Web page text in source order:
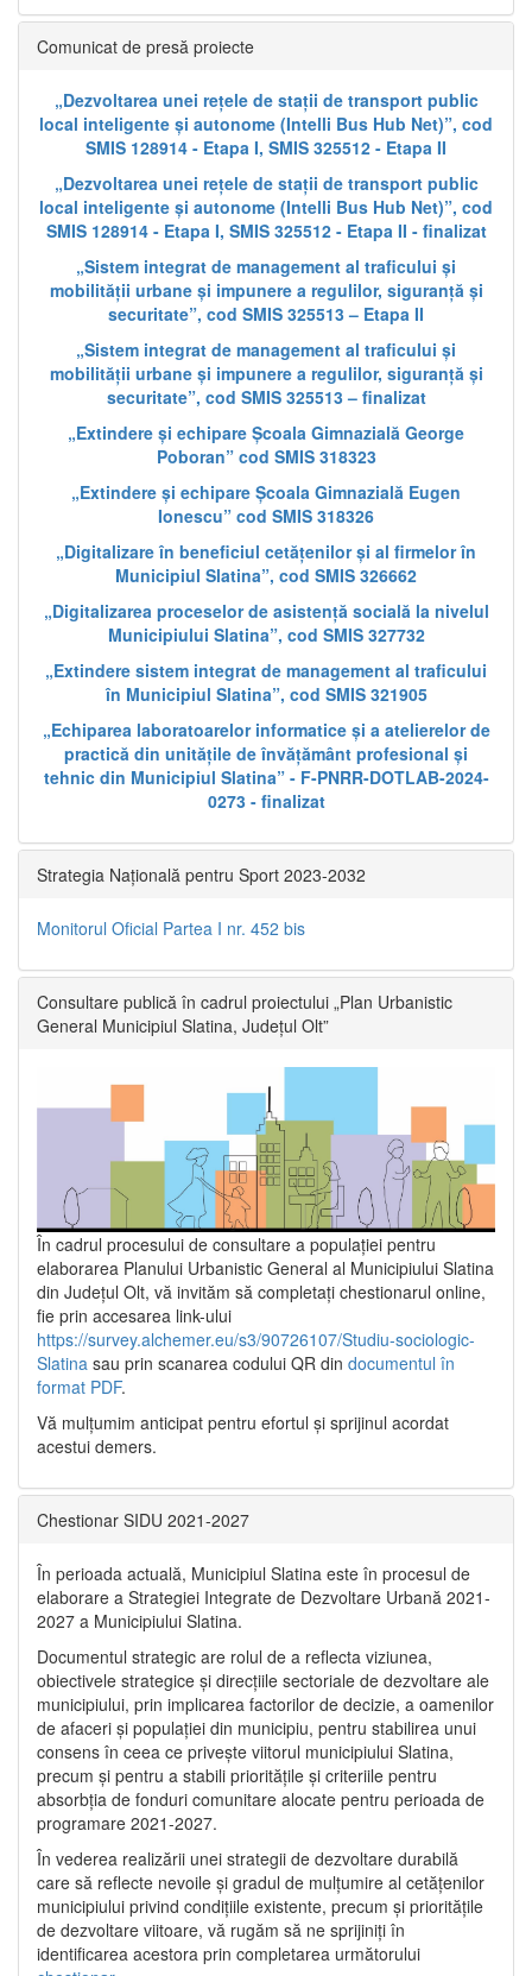
Comunicat de presă proiecte
„Dezvoltarea unei rețele de stații de transport public
local inteligente și autonome (Intelli Bus Hub Net)”, cod
SMIS 128914 - Etapa I, SMIS 325512 - Etapa II
„Dezvoltarea unei rețele de stații de transport public
local inteligente și autonome (Intelli Bus Hub Net)”, cod
SMIS 128914 - Etapa I, SMIS 325512 - Etapa II - finalizat
„Sistem integrat de management al traficului și
mobilității urbane și impunere a regulilor, siguranță și
securitate”, cod SMIS 325513 – Etapa II
„Sistem integrat de management al traficului și
mobilității urbane și impunere a regulilor, siguranță și
securitate”, cod SMIS 325513 – finalizat
„Extindere și echipare Școala Gimnazială George
Poboran” cod SMIS 318323
„Extindere și echipare Școala Gimnazială Eugen
Ionescu” cod SMIS 318326
„Digitalizare în beneficiul cetățenilor și al firmelor în
Municipiul Slatina”, cod SMIS 326662
„Digitalizarea proceselor de asistență socială la nivelul
Municipiului Slatina”, cod SMIS 327732
„Extindere sistem integrat de management al traficului
în Municipiul Slatina”, cod SMIS 321905
„Echiparea laboratoarelor informatice și a atelierelor de
practică din unitățile de învățământ profesional și
tehnic din Municipiul Slatina” - F-PNRR-DOTLAB-2024-
0273 - finalizat
Strategia Națională pentru Sport 2023-2032
Monitorul Oficial Partea I nr. 452 bis
Consultare publică în cadrul proiectului „Plan Urbanistic
General Municipiul Slatina, Județul Olt”
În cadrul procesului de consultare a populaţiei pentru
elaborarea Planului Urbanistic General al Municipiului Slatina
din Județul Olt, vă invităm să completați chestionarul online,
fie prin accesarea link-ului
https://survey.alchemer.eu/s3/90726107/Studiu-sociologic-
Slatina sau prin scanarea codului QR din documentul în
format PDF.
Vă mulţumim anticipat pentru efortul şi sprijinul acordat
acestui demers.
Chestionar SIDU 2021-2027
În perioada actuală, Municipiul Slatina este în procesul de
elaborare a Strategiei Integrate de Dezvoltare Urbană 2021‐
2027 a Municipiului Slatina.
Documentul strategic are rolul de a reflecta viziunea,
obiectivele strategice și direcțiile sectoriale de dezvoltare ale
municipiului, prin implicarea factorilor de decizie, a oamenilor
de afaceri și populației din municipiu, pentru stabilirea unui
consens în ceea ce privește viitorul municipiului Slatina,
precum și pentru a stabili prioritățile și criteriile pentru
absorbția de fonduri comunitare alocate pentru perioada de
programare 2021-2027.
În vederea realizării unei strategii de dezvoltare durabilă
care să reflecte nevoile și gradul de mulțumire al cetățenilor
municipiului privind condițiile existente, precum și prioritățile
de dezvoltare viitoare, vă rugăm să ne sprijiniți în
identificarea acestora prin completarea următorului